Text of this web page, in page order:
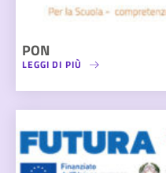
PON
LEGGI DI PIÙ